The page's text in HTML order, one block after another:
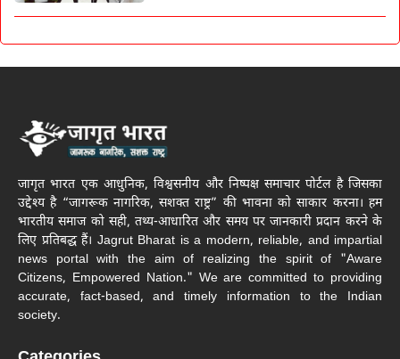
जागृत भारत एक आधुनिक, विश्वसनीय और निष्पक्ष समाचार पोर्टल है जिसका
उद्देश्य है “जागरूक नागरिक, सशक्त राष्ट्र” की भावना को साकार करना। हम
भारतीय समाज को सही, तथ्य-आधारित और समय पर जानकारी प्रदान करने के
लिए प्रतिबद्ध हैं। Jagrut Bharat is a modern, reliable, and impartial
news portal with the aim of realizing the spirit of "Aware
Citizens, Empowered Nation." We are committed to providing
accurate, fact-based, and timely information to the Indian
society.